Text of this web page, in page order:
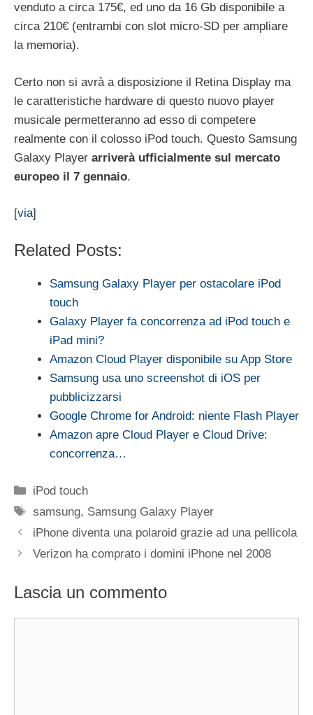
venduto a circa 175€, ed uno da 16 Gb disponibile a
circa 210€ (entrambi con slot micro-SD per ampliare
la memoria).
Certo non si avrà a disposizione il Retina Display ma
le caratteristiche hardware di questo nuovo player
musicale permetteranno ad esso di competere
realmente con il colosso iPod touch. Questo Samsung
Galaxy Player arriverà ufficialmente sul mercato
europeo il 7 gennaio.
[via]
Related Posts:
Samsung Galaxy Player per ostacolare iPod
touch
Galaxy Player fa concorrenza ad iPod touch e
iPad mini?
Amazon Cloud Player disponibile su App Store
Samsung usa uno screenshot di iOS per
pubblicizzarsi
Google Chrome for Android: niente Flash Player
Amazon apre Cloud Player e Cloud Drive:
concorrenza…
Categorie
iPod touch
Tag
samsung, Samsung Galaxy Player
iPhone diventa una polaroid grazie ad una pellicola
Verizon ha comprato i domini iPhone nel 2008
Lascia un commento